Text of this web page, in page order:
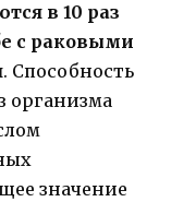
в 10 раз
с раковыми
. Способность
организма
значение